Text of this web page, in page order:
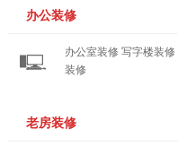
办公装修
办公室装修 写字楼装修
装修
推广之道：400-667-5551
老房装修